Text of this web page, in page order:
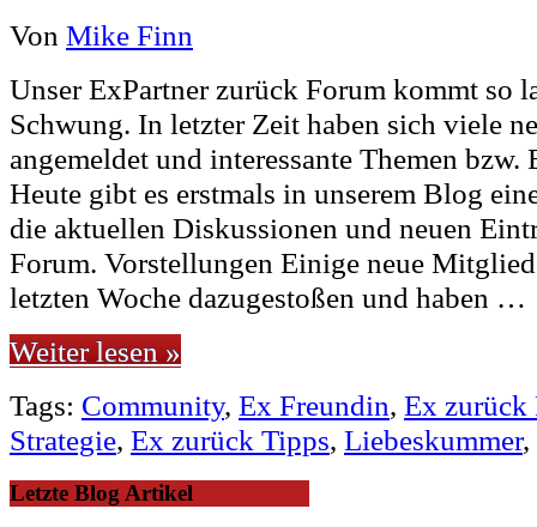
Von Mike Finn
Unser ExPartner zurück Forum kommt so
Schwung. In letzter Zeit haben sich viele
angemeldet und interessante Themen bzw.
Heute gibt es erstmals in unserem Blog
die aktuellen Diskussionen und neuen
Forum. Vorstellungen Einige neue
letzten Woche dazugestoßen und haben …
Weiter lesen »
Tags: Community, Ex Freundin, Ex zurück
Strategie, Ex zurück Tipps, Liebeskummer,
Letzte Blog Artikel